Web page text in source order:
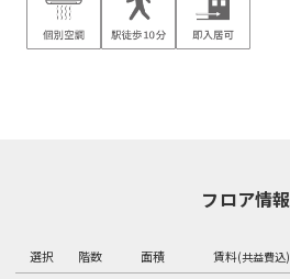
フロア情報
選択 階数 面積 賃料(共益費込)